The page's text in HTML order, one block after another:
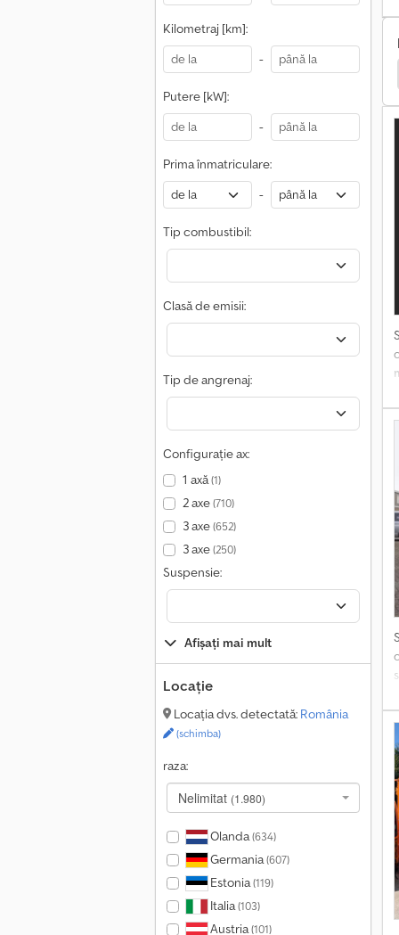
Kilometraj [km]:
-
Putere [kW]:
-
Prima înmatriculare:
-
Tip combustibil:
Clasă de emisii:
Tip de angrenaj:
Configurație ax:
1 axă(1)
2 axe(710)
3 axe(652)
3 axe(250)
Suspensie:
Afișați mai mult
Locație
Locația dvs. detectată: România
(schimba)
raza:
Nelimitat (1.980)
Olanda(634)
Germania(607)
Estonia(119)
Italia(103)
Austria(101)
Renault D Camioane Daf Lf